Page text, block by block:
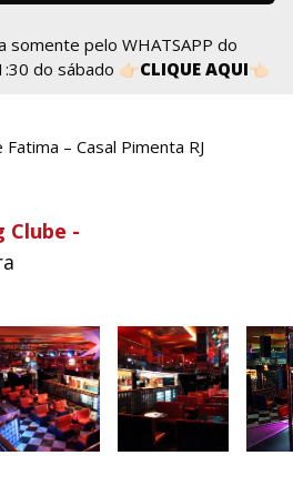
somente pelo WHATSAPP do
do sábado 👉🏻CLIQUE AQUI👈🏻
– Casal Pimenta RJ
Clube -